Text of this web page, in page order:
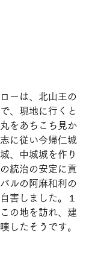
ーは、北山王の
、現地に行くと
をあちこち見か
に従い今帰仁城
、中城城を作り
統治の安定に貢
ルの阿麻和利の
害しました。１
の地を訪れ、建
したそうです。